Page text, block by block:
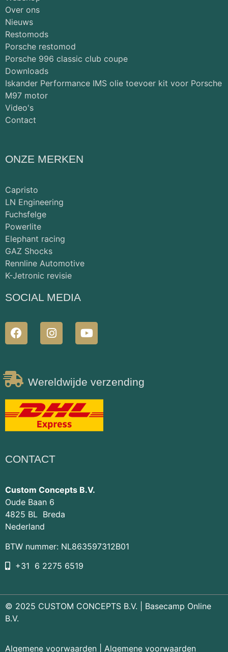
Over ons
Nieuws
Restomods
Porsche restomod
Porsche 996 classic club coupe
Downloads
Iskander Performance IMS olie toevoer kit voor Porsche
M97 motor
Video's
Contact
ONZE MERKEN
Capristo
LN Engineering
Fuchsfelge
Powerlite
Elephant racing
GAZ Shocks
Rennline Automotive
K-Jetronic revisie
SOCIAL MEDIA
Wereldwijde verzending
CONTACT
Custom Concepts B.V.
Oude Baan 6
4825 BL Breda
Nederland
BTW nummer: NL863597312B01
+31 6 2275 6519
© 2025 CUSTOM CONCEPTS B.V. | Basecamp Online
B.V.
Algemene voorwaarden Algemene voorwaarden